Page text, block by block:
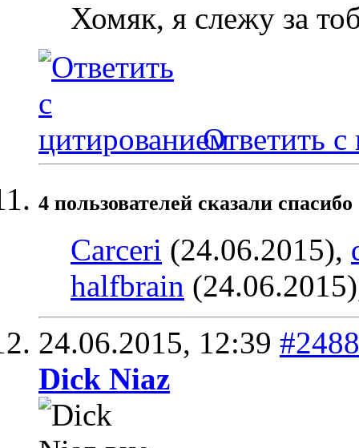
Хомяк, я слежу за
Ответить с
4 пользователей сказали
Carceri (24.06.2015),
halfbrain
24.06.2015, 12:39 #2488
Dick Niaz